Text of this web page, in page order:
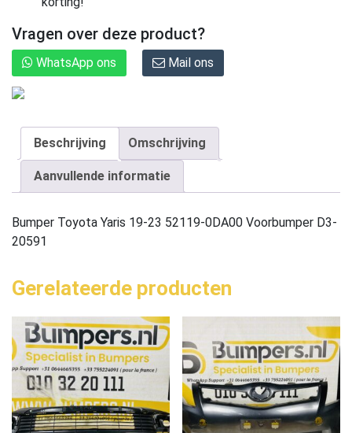
Vragen over deze product?
WhatsApp ons Mail ons
Beschrijving Omschrijving
Aanvullende informatie
Bumper Toyota Yaris 19-23 52119-0DA00 Voorbumper D3-
20591
Gerelateerde producten